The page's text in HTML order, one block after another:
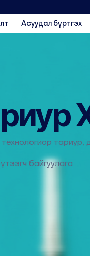
Асуудал бүртгэх
тариур,
байгуулага